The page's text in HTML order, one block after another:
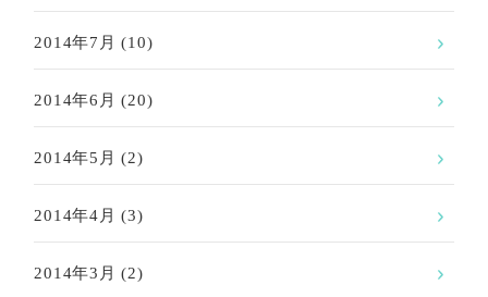
2014年7月 (10)
2014年6月 (20)
2014年5月 (2)
2014年4月 (3)
2014年3月 (2)